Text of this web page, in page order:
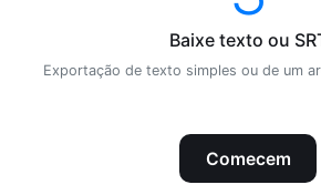
Baixe texto ou
Exportação de texto simples ou de um
Comecem